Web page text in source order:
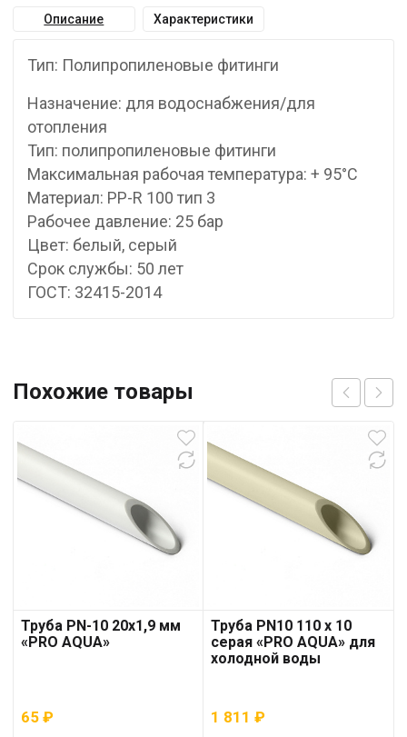
Описание Характеристики
Тип: Полипропиленовые фитинги
Назначение: для водоснабжения/для
отопления
Тип: полипропиленовые фитинги
Максимальная рабочая температура: + 95°С
Материал: PP-R 100 тип 3
Рабочее давление: 25 бар
Цвет: белый, серый
Срок службы: 50 лет
ГОСТ: 32415-2014
Похожие товары
Труба PN-10 20х1,9 мм
«PRO AQUA»
65 ₽
Труба PN10 110 x 10
серая «PRO AQUA» для
холодной воды
1 811₽